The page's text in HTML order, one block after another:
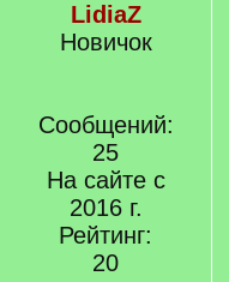
LidiaZ
Новичок
Сообщений:
25
На сайте с
2016 г.
Рейтинг:
20